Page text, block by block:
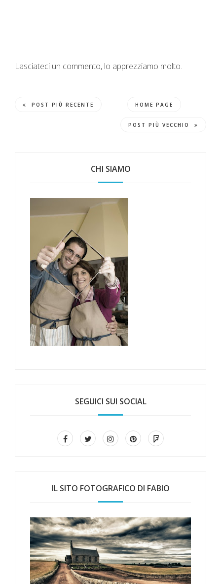
Lasciateci un commento, lo apprezziamo molto.
POST PIÙ RECENTE HOME PAGE
POST PIÙ VECCHIO
CHI SIAMO
SEGUICI SUI SOCIAL
IL SITO FOTOGRAFICO DI FABIO